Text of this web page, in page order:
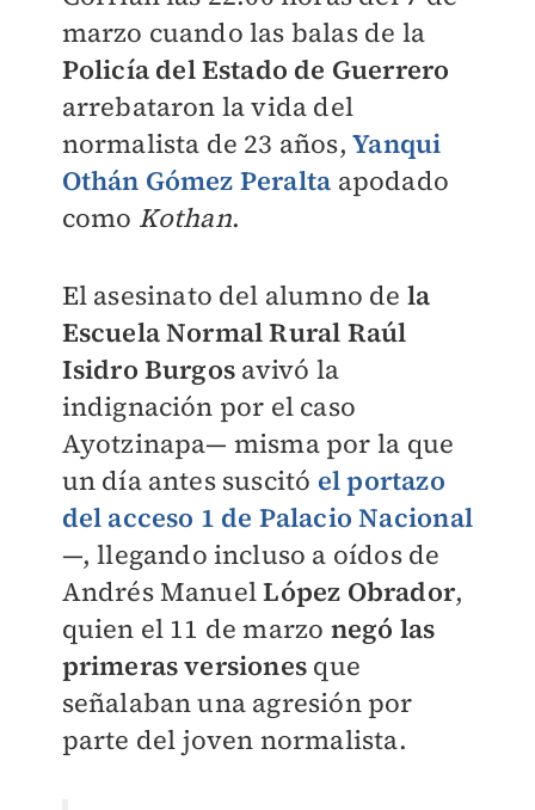
marzo cuando las balas de la
Policía del Estado de Guerrero
arrebataron la vida del
normalista de 23 años, Yanqui
Othán Gómez Peralta apodado
como Kothan.
El asesinato del alumno de la
Escuela Normal Rural Raúl
Isidro Burgos avivó la
indignación por el caso
Ayotzinapa— misma por la que
un día antes suscitó el portazo
del acceso 1 de Palacio Nacional
—, llegando incluso a oídos de
Andrés ManuelLópez Obrador,
quien el 11 de marzo negó las
primeras versiones que
señalaban una agresión por
parte del joven normalista.